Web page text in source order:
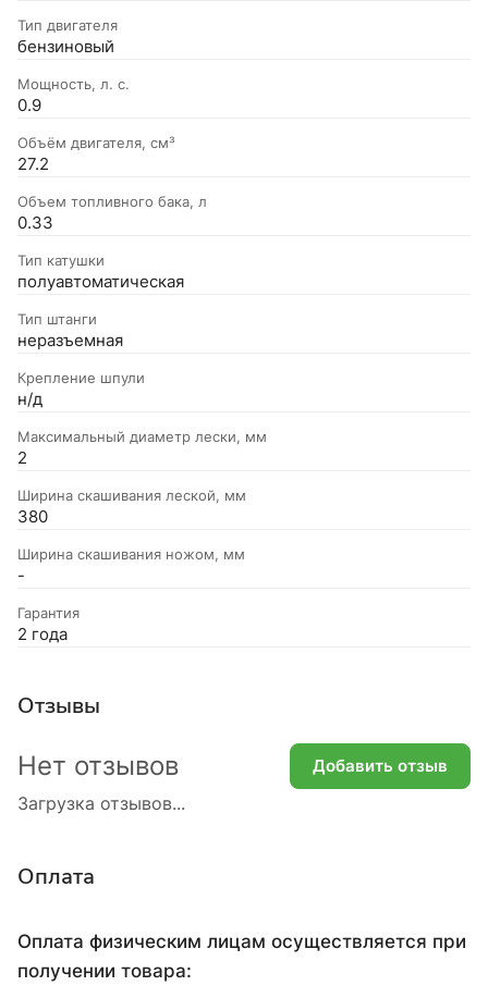
Тип двигателя
бензиновый
Мощность, л. с.
0.9
Объём двигателя, см³
27.2
Объем топливного бака, л
0.33
Тип катушки
полуавтоматическая
Тип штанги
неразъемная
Крепление шпули
н/д
Максимальный диаметр лески, мм
2
Ширина скашивания леской, мм
380
Ширина скашивания ножом, мм
-
Гарантия
2 года
Отзывы
Загрузка отзывов...
Нет отзывов Добавить отзыв
Оплата
Оплата физическим лицам осуществляется при
получении товара: